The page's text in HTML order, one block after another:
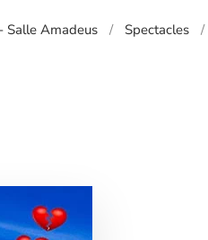
Salle Amadeus Spectacles